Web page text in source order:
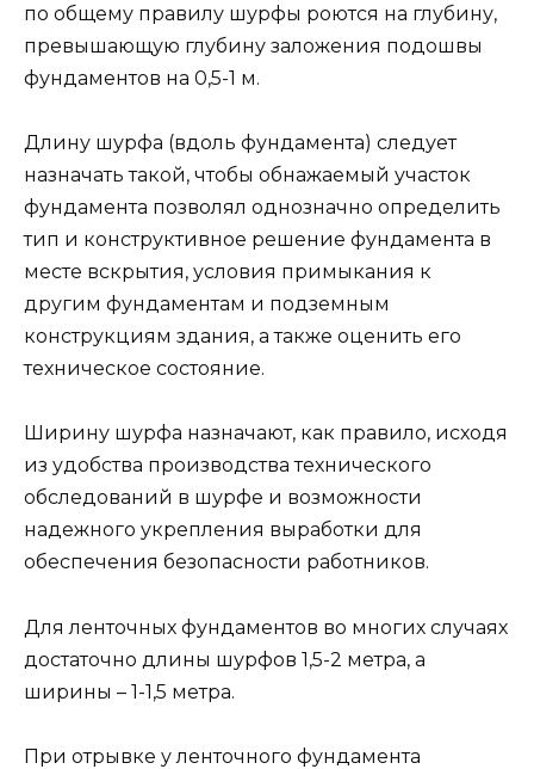
по общему правилу шурфы роются на глубину,
превышающую глубину заложения подошвы
фундаментов на 0,5-1 м.
Длину шурфа (вдоль фундамента) следует
назначать такой, чтобы обнажаемый участок
фундамента позволял однозначно определить
тип и конструктивное решение фундамента в
месте вскрытия, условия примыкания к
другим фундаментам и подземным
конструкциям здания, а также оценить его
техническое состояние.
Ширину шурфа назначают, как правило, исходя
из удобства производства технического
обследований в шурфе и возможности
надежного укрепления выработки для
обеспечения безопасности работников.
Для ленточных фундаментов во многих случаях
достаточно длины шурфов 1,5-2 метра, а
ширины – 1-1,5 метра.
При отрывке у ленточного фундамента